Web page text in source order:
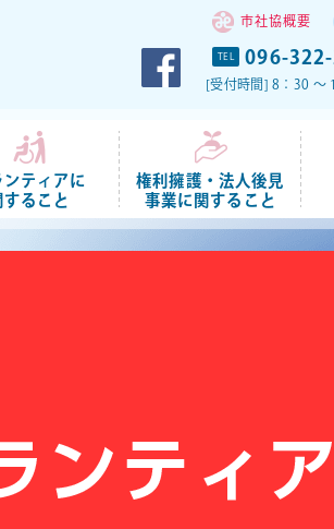
TEL 096-
[受付時間] 8：30 ～
市社協概要
ンティアに
すること
権利擁護・法人後見
事業に関すること
暮らせる
指して